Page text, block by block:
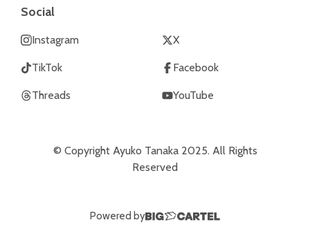
Social
Instagram
TikTok
Threads
X
Facebook
YouTube
© Copyright Ayuko Tanaka 2025. All Rights
Reserved
Powered by